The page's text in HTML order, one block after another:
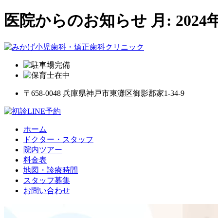
医院からのお知らせ 月: 2024
〒658-0048 兵庫県神戸市東灘区御影郡家1-34-9
ホーム
ドクター・スタッフ
院内ツアー
料金表
地図・診療時間
スタッフ募集
お問い合わせ